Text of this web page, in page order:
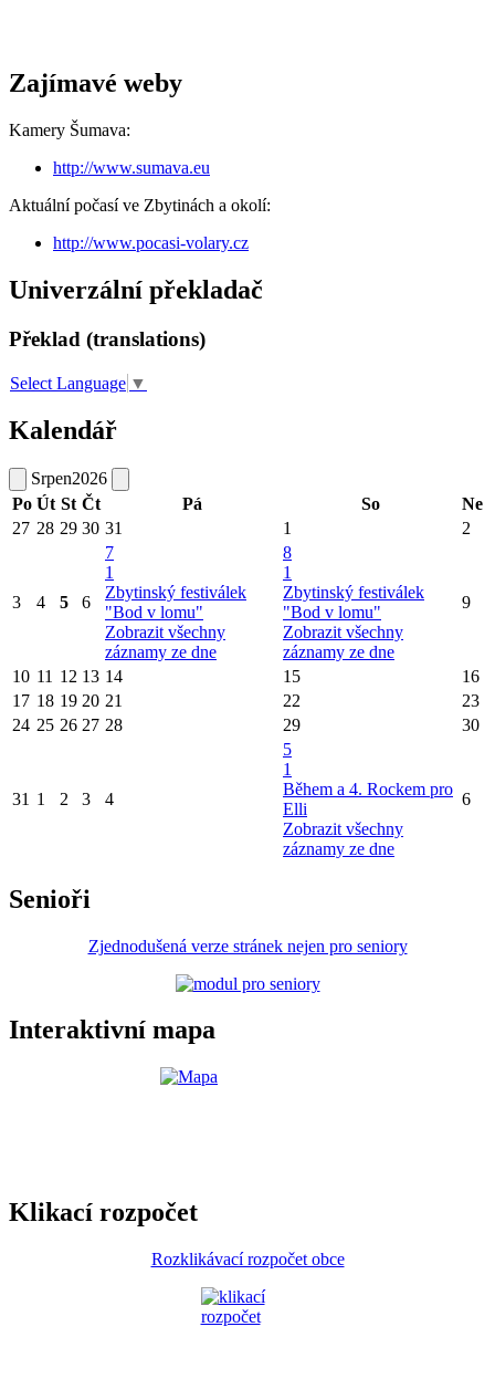
Zajímavé weby
Kamery Šumava:
http://www.sumava.eu
Aktuální počasí ve Zbytinách a okolí:
http://www.pocasi-volary.cz
Univerzální překladač
Překlad (translations)
Select Language ▼
Kalendář
Srpen2026
Po Út St Čt Pá So
Ne
27 28 29 30 31 1 2
3 4 5 6
7
1
Zbytinský festiválek
"Bod v lomu"
Zobrazit všechny
záznamy ze dne
8
1
Zbytinský festiválek
"Bod v lomu"
Zobrazit všechny
záznamy ze dne
9
10 11 12 13 14 15
16
17 18 19 20 21 22
23
24 25 26 27 28 29 30
31 1 2 3 4
5
1
Během a 4. Rockem pro
Elli
Zobrazit všechny
záznamy ze dne
6
Senioři
Zjednodušená verze stránek nejen pro seniory
Interaktivní mapa
Klikací rozpočet
Rozklikávací rozpočet obce